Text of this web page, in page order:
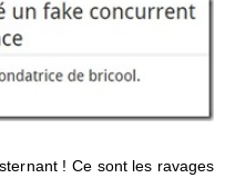
! Ce sont les ravages